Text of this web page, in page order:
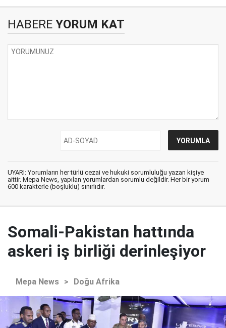
HABERE YORUM KAT
UYARI: Yorumların her türlü cezai ve hukuki sorumluluğu yazan kişiye
aittir. Mepa News, yapılan yorumlardan sorumlu değildir. Her bir yorum
600 karakterle (boşluklu) sınırlıdır.
Somali-Pakistan hattında
askeri iş birliği derinleşiyor
Mepa News > Doğu Afrika